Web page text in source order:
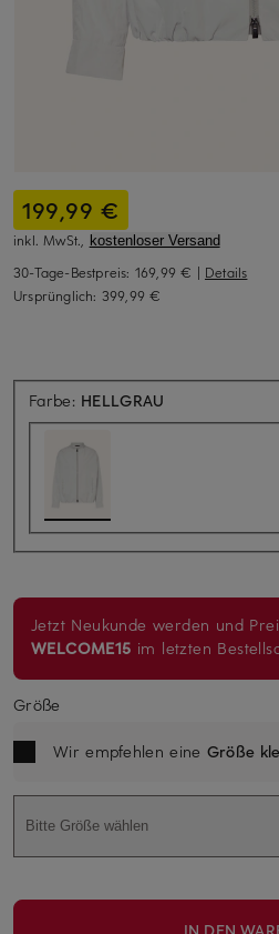
199,99 €
inkl. MwSt., kostenloser Versand
30-Tage-Bestpreis: 169,99 € | Details
Ursprünglich: 399,99 €
Farbe: HELLGRAU
Jetzt Neukunde werden und
WELCOME15 im letzten
Größe
Wir empfehlen eine Größe
Bitte Größe wählen